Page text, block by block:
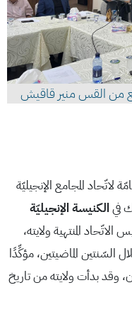
من القس منير قاقيش
25-9 الهيئة العامّة لاتّحاد المجامع الإنجيليّة
الكنيسة الإنجيليّة
الاتّحاد المنتهية ولايته،
السّنتين الماضيتين، مؤكِّدًا
بدأت ولايته من تاريخ